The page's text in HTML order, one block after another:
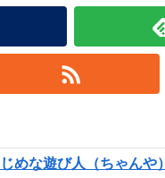
めな遊び人（ちゃんや）